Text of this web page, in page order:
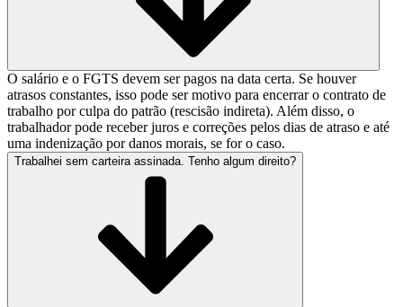
O salário e o FGTS devem ser pagos na data certa. Se houver
atrasos constantes, isso pode ser motivo para encerrar o contrato de
trabalho por culpa do patrão (rescisão indireta). Além disso, o
trabalhador pode receber juros e correções pelos dias de atraso e até
uma indenização por danos morais, se for o caso.
Trabalhei sem carteira assinada. Tenho algum direito?